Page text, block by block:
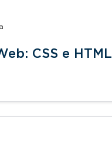
CSS e HTML